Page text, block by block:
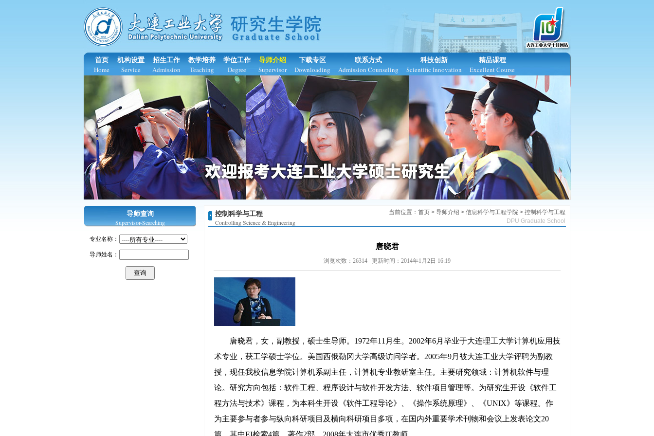
首页
Home
机构设置
Service
招生工作
Admission
教学培养
Teaching
学位工作
Degree
导师介绍
Supervisor
下载专区
Downloading
联系方式
Admission Counseling
科技创新
Scientific Innovation
精品课程
Excellent Course
导师查询
Supervisor-Searching
专业名称：
导师姓名：
控制科学与工程
Controlling Science & Engineering
当前位置： 首页 > 导师介绍 > 信息科学与工程学院 > 控制科学与工程
DPU Graduate School
唐晓君
浏览次数：26314 更新时间：2014年1月2日 16:19
唐晓君，女，副教授，硕士生导师。 1972年11 月生。 2002年6月毕业于大连理工大学计算机应用技
术专业，获工学硕士学位。美国西俄勒冈大学高级访问学者。 2005年9月被大连工业大学评聘为副教
授，现任我校信息学院计算机系副主任，计算机专业教研室主任。主要研究领域：计算机软件与理
论。研究方向包括：软件工程、程序设计与软件开发方法、软件项目管理等。为研究生开设《软件工
程方法与技术》课程，为本科生开设《软件工程导论》、《操作系统原理》、《UNIX》等课程。作
为主要参与者参与纵向科研项目及横向科研项目多项，在国内外重要学术刊物和会议上发表论文20
篇，其中EI检索4篇。著作2部。 2008年大连市优秀IT教师。